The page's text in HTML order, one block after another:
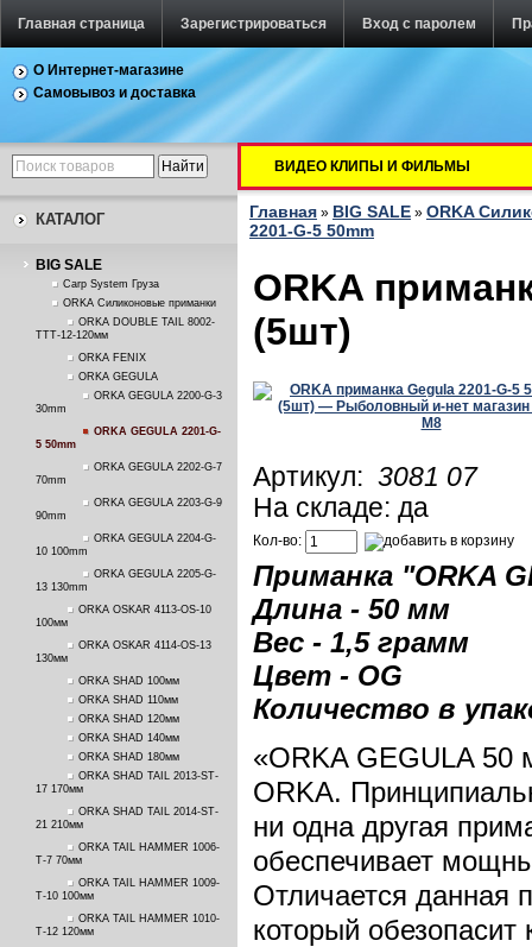
Главная страница Зарегистрироваться Вход с паролем
О Интернет-магазине
Самовывоз и доставка
КАТАЛОГ
BIG SALE
Carp System Груза
ORKA Силиконовые приманки
ORKA DOUBLE TAIL 8002-
TTT-12-120мм
ORKA FENIX
ORKA GEGULA
ORKA GEGULA 2200-G-3
30mm
ORKA GEGULA 2201-G-
5 50mm
ORKA GEGULA 2202-G-7
70mm
ORKA GEGULA 2203-G-9
90mm
ORKA GEGULA 2204-G-
10 100mm
ORKA GEGULA 2205-G-
13 130mm
ORKA OSKAR 4113-OS-10
100мм
ORKA OSKAR 4114-OS-13
130мм
ORKA SHAD 100мм
ORKA SHAD 110мм
ORKA SHAD 120мм
ORKA SHAD 140мм
ORKA SHAD 180мм
ORKA SHAD TAIL 2013-ST-
17 170мм
ORKA SHAD TAIL 2014-ST-
21 210мм
ORKA TAIL HAMMER 1006-
T-7 70мм
ORKA TAIL HAMMER 1009-
T-10 100мм
ORKA TAIL HAMMER 1010-
T-12 120мм
ВИДЕО КЛИПЫ И ФИЛЬМЫ
Главная » BIG SALE » ORKA
2201-G-5 50mm
ORKA
(5шт)
Артикул: 3081 07
На складе: да
Кол-во:
Приманка "ORKA
Длина - 50 мм
Вес - 1,5 грамм
Цвет - OG
Количество в
«ORKA GEGULA
ORKA.
ни одна другая
обеспечивает
Отличается данная
который